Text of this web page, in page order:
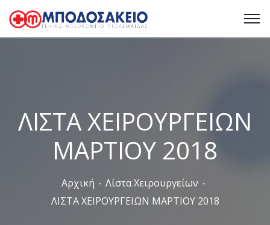
ΛΙΣΤΑ ΧΕΙΡΟΥΡΓΕΙΩΝ
ΜΑΡΤΙΟΥ 2018
Αρχική
Λίστα Χειρουργείων
ΛΙΣΤΑ ΧΕΙΡΟΥΡΓΕΙΩΝ ΜΑΡΤΙΟΥ 2018